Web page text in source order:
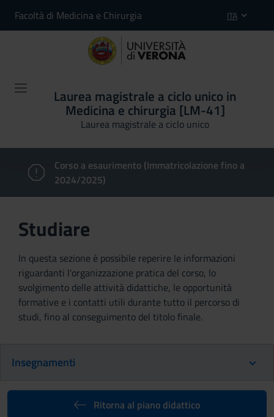
Facoltà di Medicina e Chirurgia ITA
Laurea magistrale a ciclo unico in
Medicina e chirurgia [LM-41]
Laurea magistrale a ciclo unico
Corso a esaurimento (Immatricolazione fino a
2024/2025)
Studiare
In questa sezione è possibile reperire le informazioni
riguardanti l'organizzazione pratica del corso, lo
svolgimento delle attività didattiche, le opportunità
formative e i contatti utili durante tutto il percorso di
studi, fino al conseguimento del titolo finale.
Insegnamenti
Ritorna al piano didattico